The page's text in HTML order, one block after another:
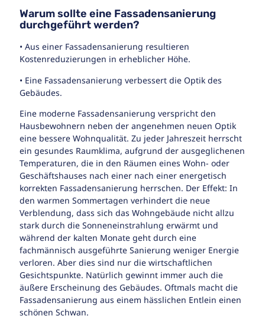
Warum sollte eine Fassadensanierung
durchgeführt werden?
• Aus einer Fassadensanierung resultieren
Kostenreduzierungen in erheblicher Höhe.
• Eine Fassadensanierung verbessert die Optik des
Gebäudes.
Eine moderne Fassadensanierung verspricht den
Hausbewohnern neben der angenehmen neuen Optik
eine bessere Wohnqualität. Zu jeder Jahreszeit herrscht
ein gesundes Raumklima, aufgrund der ausgeglichenen
Temperaturen, die in den Räumen eines Wohn- oder
Geschäftshauses nach einer nach einer energetisch
korrekten Fassadensanierung herrschen. Der Effekt: In
den warmen Sommertagen verhindert die neue
Verblendung, dass sich das Wohngebäude nicht allzu
stark durch die Sonneneinstrahlung erwärmt und
während der kalten Monate geht durch eine
fachmännisch ausgeführte Sanierung weniger Energie
verloren. Aber dies sind nur die wirtschaftlichen
Gesichtspunkte. Natürlich gewinnt immer auch die
äußere Erscheinung des Gebäudes. Oftmals macht die
Fassadensanierung aus einem hässlichen Entlein einen
schönen Schwan.